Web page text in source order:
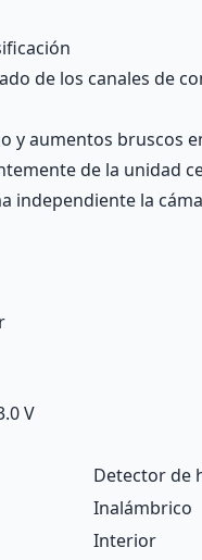
de los canales de
y aumentos bruscos
de la unidad
independiente la
V
Detector de
Inalámbrico
Interior